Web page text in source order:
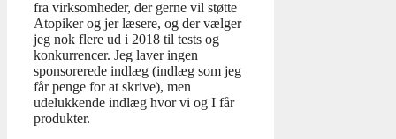
fra virksomheder, der gerne vil støtte
Atopiker og jer læsere, og der vælger
jeg nok flere ud i 2018 til tests og
konkurrencer. Jeg laver ingen
sponsorerede indlæg (indlæg som jeg
får penge for at skrive), men
udelukkende indlæg hvor vi og I får
produkter.